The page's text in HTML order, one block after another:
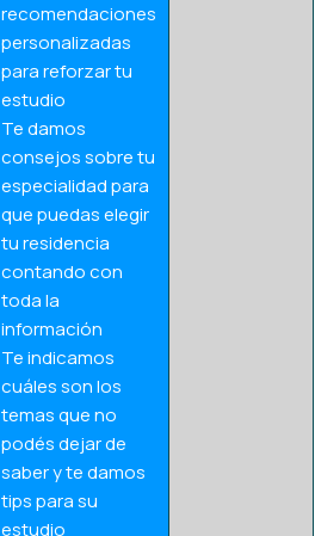
recomendaciones
personalizadas
para reforzar tu
estudio
Te damos
consejos sobre tu
especialidad para
que puedas elegir
tu residencia
contando con
toda la
información
Te indicamos
cuáles son los
temas que no
podés dejar de
saber y te damos
tips para su
estudio